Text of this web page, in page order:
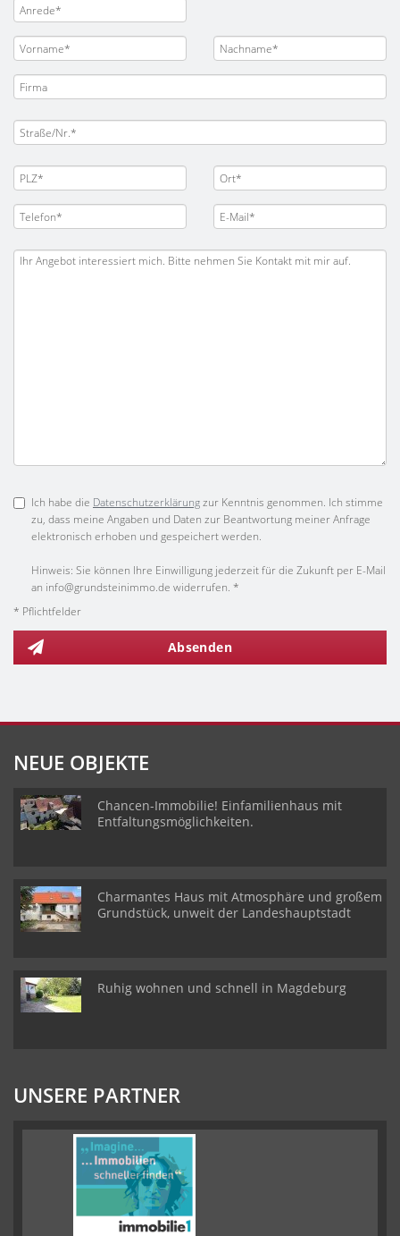
Ich habe die Datenschutzerklärungzur Kenntnis genommen. Ich stimme
zu, dass meine Angaben und Daten zur Beantwortung meiner Anfrage
elektronisch erhoben und gespeichert werden.
Hinweis: Sie können Ihre Einwilligung jederzeit für die Zukunft per E-Mail
an info@grundsteinimmo.de widerrufen. *
* Pflichtfelder
Absenden
NEUE OBJEKTE
Chancen-Immobilie! Einfamilienhaus mit
Entfaltungsmöglichkeiten.
Charmantes Haus mit Atmosphäre und großem
Grundstück, unweit der Landeshauptstadt
Ruhig wohnen und schnell in Magdeburg
UNSERE PARTNER